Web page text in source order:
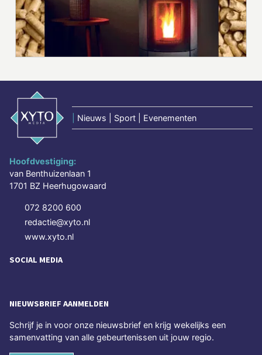
Nieuws | Sport | Evenementen
Hoofdvestiging:
van Benthuizenlaan 1
1701 BZ Heerhugowaard
072 8200 600
redactie@xyto.nl
www.xyto.nl
SOCIAL MEDIA
NIEUWSBRIEF AANMELDEN
Schrijf je in voor onze nieuwsbrief en krijg wekelijks een
samenvatting van alle gebeurtenissen uit jouw regio.